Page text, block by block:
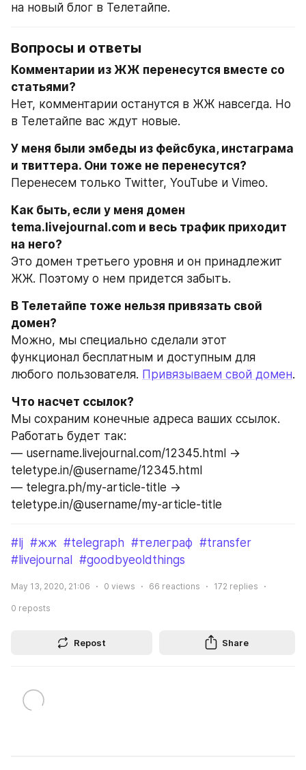
на новый блог в Телетайпе.
Вопросы и ответы
Комментарии из ЖЖ перенесутся вместе со
Нет, комментарии останутся в ЖЖ навсегда. Но
в Телетайпе вас ждут новые.
У меня были эмбеды из фейсбука, инстаграма
и твиттера. Они тоже не перенесутся?
Перенесем только Twitter, YouTube и Vimeo.
Как быть, если у меня домен
tema.livejournal.com и весь трафик приходит
на него?
Это домен третьего уровня и он принадлежит
ЖЖ. Поэтому о нем придется забыть.
В Телетайпе тоже нельзя привязать свой
Можно, мы специально сделали этот
функционал бесплатным и доступным для
любого пользователя. Привязываем свой домен.
Мы сохраним конечные адреса ваших ссылок.
Работать будет так:
— username.livejournal.com/12345.html ->
teletype.in/@username/12345.html
— telegra.ph/my-article-title ->
teletype.in/@username/my-article-title
#lj #жж #telegraph #телеграф #transfer
#livejournal
#goodbyeoldthings
May 13, 2020, 21:06 0 views 66 reactions 172 replies
0 reposts
Repost Share